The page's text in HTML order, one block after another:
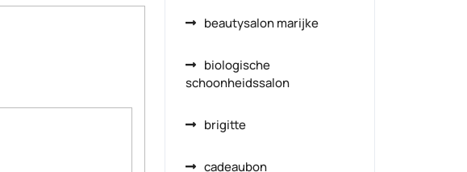
beautysalon marijke
biologische
schoonheidssalon
brigitte
cadeaubon